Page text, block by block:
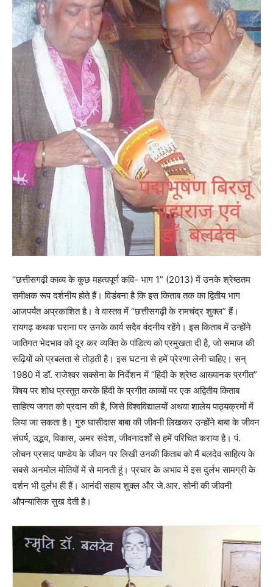
“छत्तीसगढ़ी काव्य के कुछ महत्वपूर्ण कवि- भाग 1” (2013) में उनके श्रेष्ठतम
समीक्षक रूप दर्शनीय होते हैं। विडंबना है कि इस किताब तक का द्वितीय भाग
आजपर्यंत अप्रकाशित है। वे वास्तव में “छत्तीसगढ़ी के रामचंद्र शुक्ल” हैं।
रायगढ़ कथक घराना पर उनके कार्य सदैव वंदनीय रहेंगे। इस किताब में उन्होंने
जातिगत भेदभाव को दूर कर व्यक्ति के पांडित्य को प्रमुखता दी है, जो समाज की
रूढ़ियों को प्रबलता से तोड़ती है। इस घटना से हमें प्रेरणा लेनी चाहिए। सन्
1980 में डॉ. राजेश्वर सक्सेना के निर्देशन में “हिंदी के श्रेष्ठ आख्यानक प्रगीत”
विषय पर शोध प्रस्तुत करके हिंदी के प्रगीत काव्यों पर एक अद्वितीय किताब
साहित्य जगत को प्रदान की है, जिसे विश्वविद्यालयों अथवा शालेय पाठ्यक्रमों में
लिया जा सकता है। गुरु घासीदास बाबा की जीवनी लिखकर उन्होंने बाबा के जीवन
संघर्ष, उद्भव, विकास, अमर संदेश, जीवनादर्शों से हमें परिचित कराया है। पं.
लोचन प्रसाद पाण्डेय के जीवन पर लिखी उनकी किताब को मैं बलदेव साहित्य के
सबसे अनमोल मोतियों में से मानती हूं। प्रचार के अभाव में इस दुर्लभ सामग्री के
दर्शन भी दुर्लभ ही हैं। आनंदी सहाय शुक्ल और जे.आर. सोनी की जीवनी
औपन्यासिक सुख देती है।